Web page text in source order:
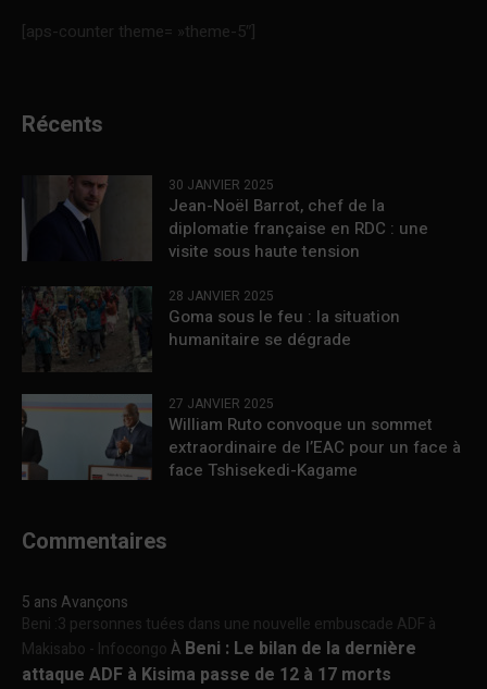
[aps-counter theme= »theme-5″]
Récents
30 JANVIER 2025
Jean-Noël Barrot, chef de la
diplomatie française en RDC : une
visite sous haute tension
28 JANVIER 2025
Goma sous le feu : la situation
humanitaire se dégrade
27 JANVIER 2025
William Ruto convoque un sommet
extraordinaire de l’EAC pour un face à
face Tshisekedi-Kagame
Commentaires
5 ans Avançons
Beni :3 personnes tuées dans une nouvelle embuscade ADF à
Makisabo - InfocongoÀ Beni : Le bilan de la dernière
attaque ADF à Kisima passe de 12 à 17 morts